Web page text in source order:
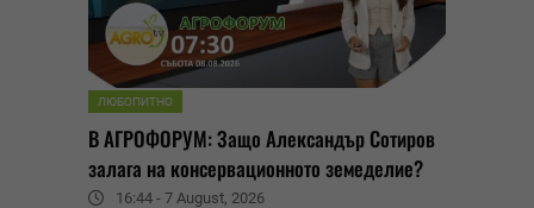
ЛЮБОПИТНО
В АГРОФОРУМ: Защо Александър Сотиров
залага на консервационното земеделие?
16:44 - 7 August, 2026